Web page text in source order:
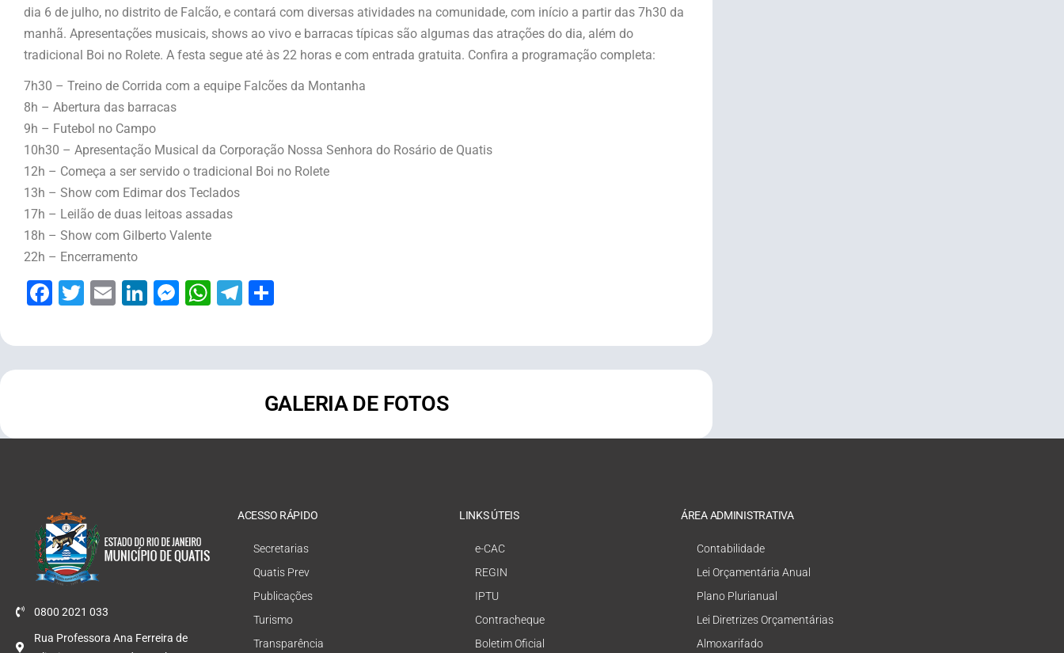
dia 6 de julho, no distrito de Falcão, e contará com diversas atividades na comunidade, com início a partir das 7h30 da
manhã. Apresentações musicais, shows ao vivo e barracas típicas são algumas das atrações do dia, além do
tradicional Boi no Rolete. A festa segue até às 22 horas e com entrada gratuita. Confira a programação completa:
7h30 – Treino de Corrida com a equipe Falcões da Montanha
8h – Abertura das barracas
9h – Futebol no Campo
10h30 – Apresentação Musical da Corporação Nossa Senhora do Rosário de Quatis
12h – Começa a ser servido o tradicional Boi no Rolete
13h – Show com Edimar dos Teclados
17h – Leilão de duas leitoas assadas
18h – Show com Gilberto Valente
22h – Encerramento
Facebook
Twitter
EmailLinkedIn
Messenger
WhatsApp
Telegram
GALERIA DE FOTOS
0800 2021 033
Rua Professora Ana Ferreira de
ACESSO RÁPIDO
Secretarias
Quatis Prev
Publicações
Turismo
Transparência
LINKS ÚTEIS
e-CAC
REGIN
IPTU
Contracheque
Boletim Oficial
ÁREA ADMINISTRATIVA
Contabilidade
Lei Orçamentária Anual
Plano Plurianual
Lei Diretrizes Orçamentárias
Almoxarifado